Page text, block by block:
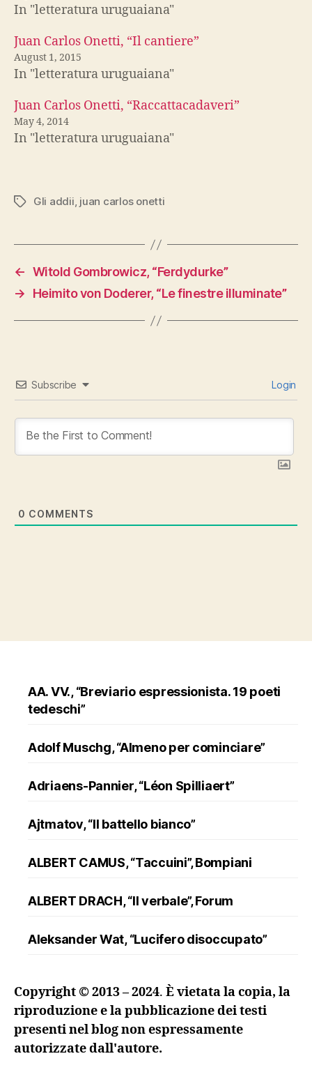
In "letteratura uruguaiana"
Juan Carlos Onetti, “Il cantiere”
August 1, 2015
In "letteratura uruguaiana"
Juan Carlos Onetti, “Raccattacadaveri”
May 4, 2014
In "letteratura uruguaiana"
TagsGli addii, juan carlos onetti
← Witold Gombrowicz, “Ferdydurke”
→
Heimito von Doderer, “Le finestre illuminate”
Subscribe Login
0 COMMENTS
AA. VV., “Breviario espressionista. 19 poeti
tedeschi”
Adolf Muschg, “Almeno per cominciare”
Adriaens-Pannier, “Léon Spilliaert”
Ajtmatov, “Il battello bianco”
ALBERT CAMUS, “Taccuini”, Bompiani
ALBERT DRACH, “Il verbale”, Forum
Aleksander Wat, “Lucifero disoccupato”
ranuncolo”, Oscar Mondadori
Andreev, “Lazzaro e altre novelle”
Copyright © 2013 – 2024. È vietata la copia, la
riproduzione e la pubblicazione dei testi
presenti nel blog non espressamente
autorizzate dall'autore.